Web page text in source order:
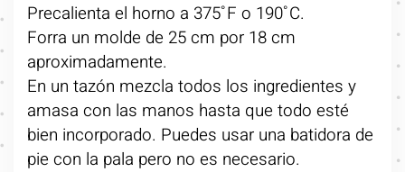
Precalienta el horno a 375˚F o 190˚C.
Forra un molde de 25 cm por 18 cm
aproximadamente.
En un tazón mezcla todos los ingredientes y
amasa con las manos hasta que todo esté
bien incorporado. Puedes usar una batidora de
pie con la pala pero no es necesario.